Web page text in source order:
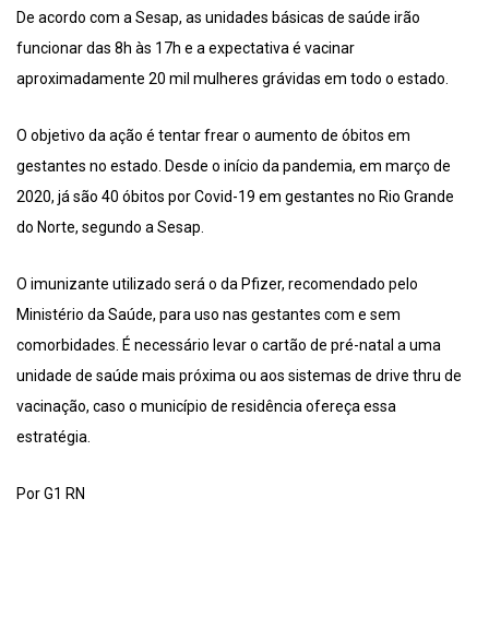
De acordo com a Sesap, as unidades básicas de saúde irão
funcionar das 8h às 17h e a expectativa é vacinar
aproximadamente 20 mil mulheres grávidas em todo o estado.
O objetivo da ação é tentar frear o aumento de óbitos em
gestantes no estado. Desde o início da pandemia, em março de
2020, já são 40 óbitos por Covid-19 em gestantes no Rio Grande
do Norte, segundo a Sesap.
O imunizante utilizado será o da Pfizer, recomendado pelo
Ministério da Saúde, para uso nas gestantes com e sem
comorbidades. É necessário levar o cartão de pré-natal a uma
unidade de saúde mais próxima ou aos sistemas de drive thru de
vacinação, caso o município de residência ofereça essa
estratégia.
Por G1 RN